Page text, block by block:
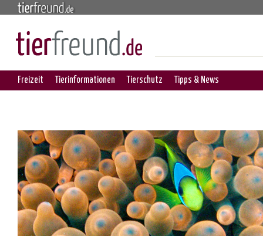
Freizeit Tierinformationen Tierschutz Tipps & News